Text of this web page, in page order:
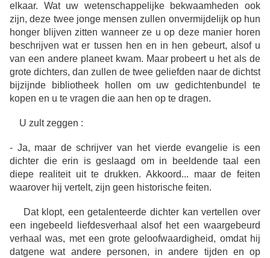
elkaar. Wat uw wetenschappelijke bekwaamheden ook
zijn, deze twee jonge mensen zullen onvermijdelijk op hun
honger blijven zitten wanneer ze u op deze manier horen
beschrijven wat er tussen hen en in hen gebeurt, alsof u
van een andere planeet kwam. Maar probeert u het als de
grote dichters, dan zullen de twee geliefden naar de dichtst
bijzijnde bibliotheek hollen om uw gedichtenbundel te
kopen en u te vragen die aan hen op te dragen.
U zult zeggen :
- Ja, maar de schrijver van het vierde evangelie is een
dichter die erin is geslaagd om in beeldende taal een
diepe realiteit uit te drukken. Akkoord... maar de feiten
waarover hij vertelt, zijn geen historische feiten.
Dat klopt, een getalenteerde dichter kan vertellen over
een ingebeeld liefdesverhaal alsof het een waargebeurd
verhaal was, met een grote geloofwaardigheid, omdat hij
datgene wat andere personen, in andere tijden en op